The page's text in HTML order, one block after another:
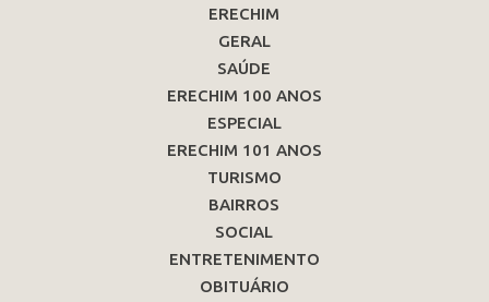
ERECHIM
GERAL
SAÚDE
ERECHIM 100 ANOS
ESPECIAL
ERECHIM 101 ANOS
TURISMO
BAIRROS
SOCIAL
ENTRETENIMENTO
OBITUÁRIO